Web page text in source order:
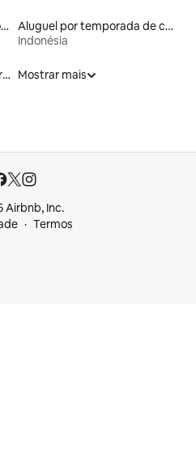
Locações por temporada com piscina
Aluguel por temporada de contêineres
Indonésia
Aluguel por temporada de trailers Mostrar mais
Airbnb, Inc.
Termos